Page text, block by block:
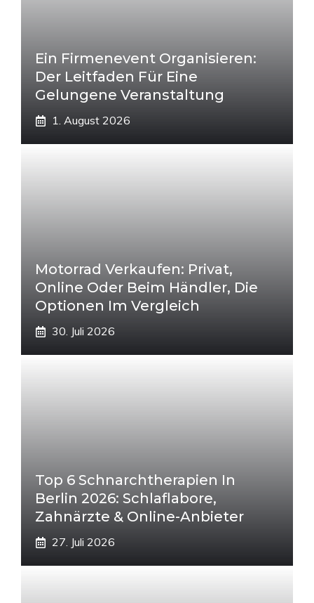
Ein Firmenevent Organisieren:
Der Leitfaden Für Eine
Gelungene Veranstaltung
1. August 2026
Motorrad Verkaufen: Privat,
Online Oder Beim Händler, Die
Optionen Im Vergleich
30. Juli 2026
Top 6 Schnarchtherapien In
Berlin 2026: Schlaflabore,
Zahnärzte & Online-Anbieter
27. Juli 2026